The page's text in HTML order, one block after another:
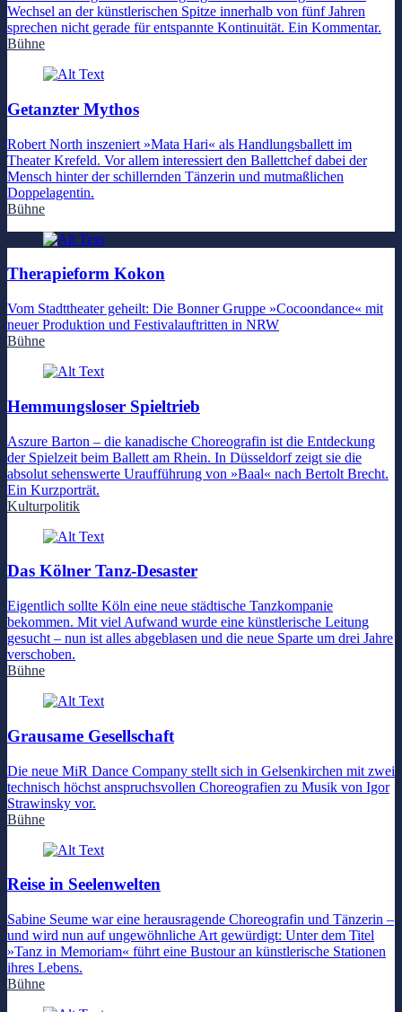
Wechsel an der künstlerischen Spitze innerhalb von fünf Jahren
sprechen nicht gerade für entspannte Kontinuität. Ein Kommentar.
Bühne
Getanzter Mythos
Robert North inszeniert »Mata Hari« als Handlungsballett im
Theater Krefeld. Vor allem interessiert den Ballettchef dabei der
Mensch hinter der schillernden Tänzerin und mutmaßlichen
Doppelagentin.
Bühne
Therapieform Kokon
Vom Stadttheater geheilt: Die Bonner Gruppe »Cocoondance« mit
neuer Produktion und Festivalauftritten in NRW
Bühne
Hemmungsloser Spieltrieb
Aszure Barton – die kanadische Choreografin ist die Entdeckung
der Spielzeit beim Ballett am Rhein. In Düsseldorf zeigt sie die
absolut sehenswerte Uraufführung von »Baal« nach Bertolt Brecht.
Ein Kurzporträt.
Kulturpolitik
Das Kölner Tanz-Desaster
Eigentlich sollte Köln eine neue städtische Tanzkompanie
bekommen. Mit viel Aufwand wurde eine künstlerische Leitung
gesucht – nun ist alles abgeblasen und die neue Sparte um drei Jahre
verschoben.
Bühne
Grausame Gesellschaft
Die neue MiR Dance Company stellt sich in Gelsenkirchen mit zwei
technisch höchst anspruchsvollen Choreografien zu Musik von Igor
Strawinsky vor.
Bühne
Reise in Seelenwelten
Sabine Seume war eine herausragende Choreografin und Tänzerin –
und wird nun auf ungewöhnliche Art gewürdigt: Unter dem Titel
»Tanz in Memoriam« führt eine Bustour an künstlerische Stationen
ihres Lebens.
Bühne